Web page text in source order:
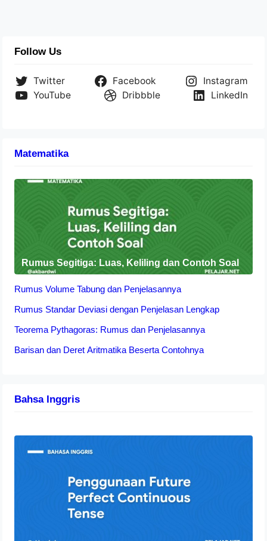
Follow Us
Twitter Facebook
Instagram
YouTube
Dribbble LinkedIn
Matematika
Rumus Segitiga: Luas, Keliling dan Contoh Soal
Rumus Volume Tabung dan Penjelasannya
Rumus Standar Deviasi dengan Penjelasan Lengkap
Teorema Pythagoras: Rumus dan Penjelasannya
Barisan dan Deret Aritmatika Beserta Contohnya
Bahsa Inggris